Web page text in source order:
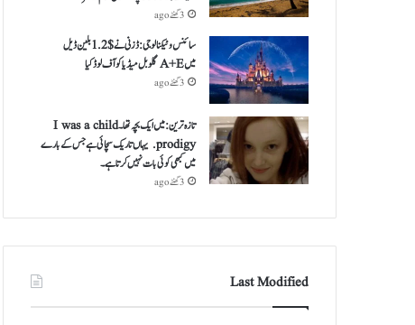
3 گھنٹے ago
سائنس و ٹیکنالوجی: ڈزنی نے $ 1.2 بلین ڈیل
میں A+E گلوبل میڈیا کو آف لوڈ کیا
3 گھنٹے ago
تازہ ترین: میں ایک بچہ تھا ۔ I was a child
prodigy. یہاں تاریک سچائی ہے جس کے بارے
میں کبھی کوئی بات نہیں کرتا ہے ۔
3 گھنٹے ago
Last Modified